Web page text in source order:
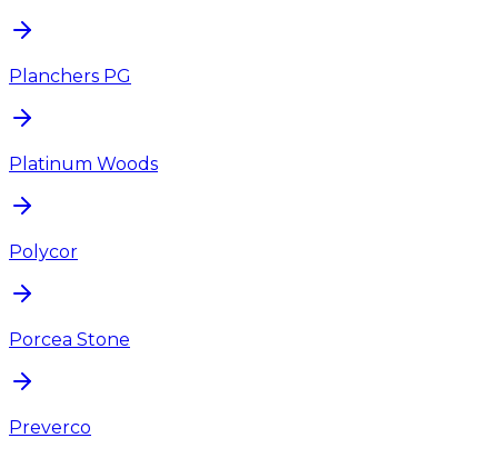
Planchers PG
Platinum Woods
Polycor
Porcea Stone
Preverco